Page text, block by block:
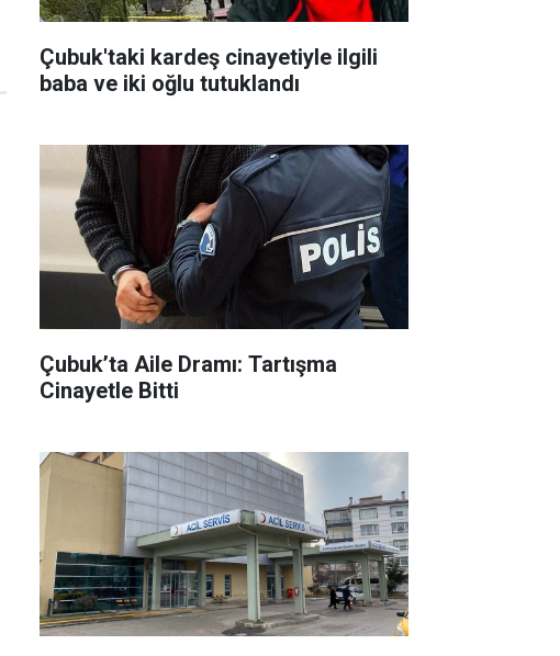
Çubuk'taki kardeş cinayetiyle ilgili
baba ve iki oğlu tutuklandı
Çubuk’ta Aile Dramı: Tartışma
Cinayetle Bitti